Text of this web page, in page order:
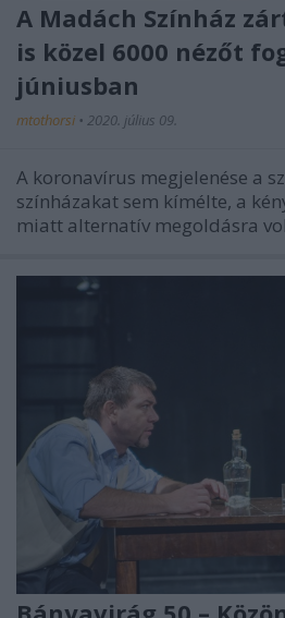
A Madách Színház
is közel 6000 nézőt
júniusban
mtothorsi • 2020. július 09.
A koronavírus megjelenése a
színházakat sem kímélte, a
miatt alternatív megoldásra